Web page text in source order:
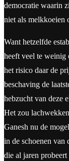
democratie waarin
niet als melkkoeien
Want hetzelfde
heeft veel te weinig
het risico daar de
beschaving de
hebzucht van deze
Het zou
Ganesh nu de
in de schoenen
die al jaren